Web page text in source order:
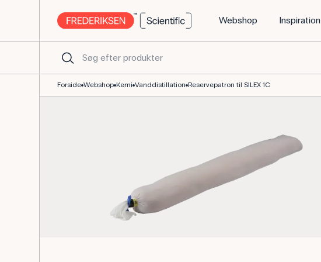
Webshop Inspiration
Forside Webshop Kemi Vanddistillation Reservepatron til SILEX 1C